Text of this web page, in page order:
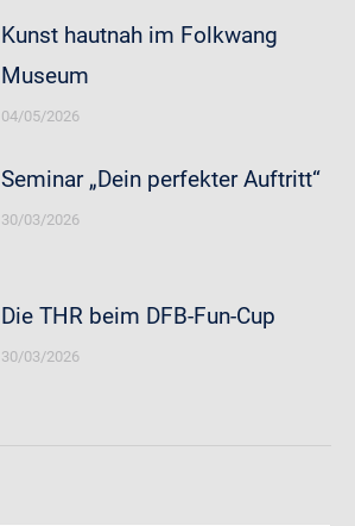
Kunst hautnah im Folkwang
Museum
04/05/2026
Seminar „Dein perfekter Auftritt“
30/03/2026
Die THR beim DFB-Fun-Cup
30/03/2026